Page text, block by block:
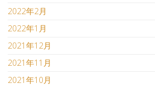
2022年2月
2022年1月
2021年12月
2021年11月
2021年10月